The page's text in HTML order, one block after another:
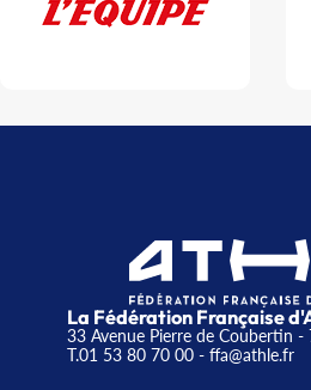
La Fédération Française
33 Avenue Pierre de Coubertin -
T.01 53 80 70 00- ffa@athle.fr